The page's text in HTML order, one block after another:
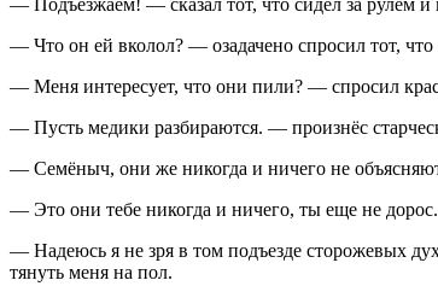
— Что он ей вколол? — озадачено спросил тот,
— Меня интересует, что они пили? — спросил
— Пусть медики разбираются. — произнёс
— Семёныч, они же никогда и ничего не
— Это они тебе никогда и ничего, ты еще не
— Надеюсь я не зря в том подъезде сторожевых
тянуть меня на пол.